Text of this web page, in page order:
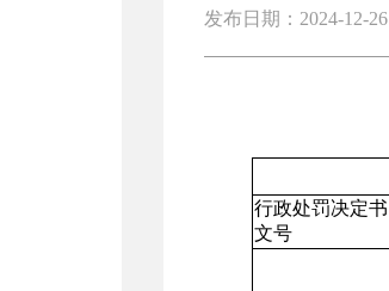
发布日期：2024-12-26
行政处罚决定书
文号